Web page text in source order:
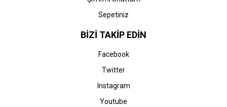
Sepetiniz
BİZİ TAKİP EDİN
Facebook
Twitter
Instagram
Youtube